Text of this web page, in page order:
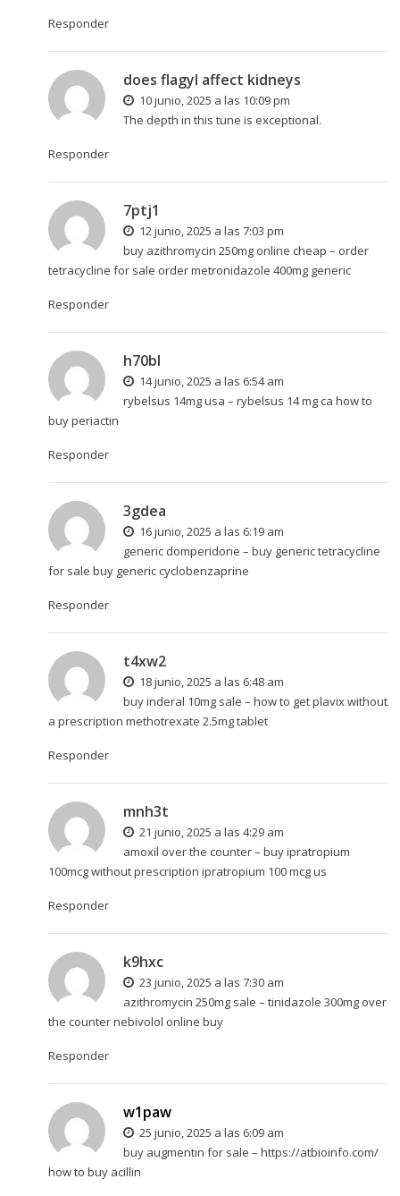
Responder
does flagyl affect kidneys
10 junio, 2025 a las 10:09 pm
The depth in this tune is exceptional.
Responder
7ptj1
12 junio, 2025 a las 7:03 pm
buy azithromycin 250mg online cheap – order
tetracycline for sale order metronidazole 400mg generic
Responder
h70bl
14 junio, 2025 a las 6:54 am
rybelsus 14mg usa – rybelsus 14 mg ca how to
buy periactin
Responder
3gdea
16 junio, 2025 a las 6:19 am
generic domperidone – buy generic tetracycline
for sale buy generic cyclobenzaprine
Responder
t4xw2
18 junio, 2025 a las 6:48 am
buy inderal 10mg sale – how to get plavix without
a prescription methotrexate 2.5mg tablet
Responder
mnh3t
21 junio, 2025 a las 4:29 am
amoxil over the counter – buy ipratropium
100mcg without prescription ipratropium 100 mcg us
Responder
k9hxc
23 junio, 2025 a las 7:30 am
azithromycin 250mg sale – tinidazole 300mg over
the counternebivolol online buy
Responder
w1paw
25 junio, 2025 a las 6:09 am
buy augmentin for sale – https://atbioinfo.com/
how to buy acillin